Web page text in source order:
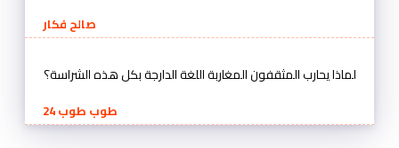
صالح فكار
لماذا يحارب المثقفون المغاربة اللغة الدارجة بكل هذه الشراسة؟
طوب طوب 24